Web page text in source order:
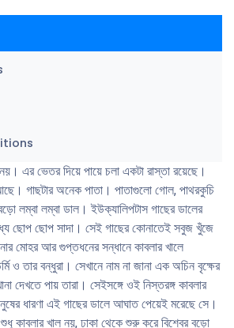
এর ভেতর দিয়ে পায়ে চলা একটা রাস্তা রয়েছে।
গাছটার অনেক পাতা। পাতাগুলো গোল, পাথরকুচি
লম্বা লম্বা ডাল। ইউক্যালিপটাস গাছের ডালের
ছোপ ছোপ সাদা। সেই গাছের কোনাতেই সবুজ খুঁজে
মোহর আর গুপ্তধনের সন্ধানে কাবলার খালে
ও তার বন্ধুরা। সেখানে নাম না জানা এক অচিন বৃক্ষের
দেখতে পায় তারা। সেইসঙ্গে ওই নিস্তরঙ্গ কাবলার
ধারণা এই গাছের ডালে আঘাত পেয়েই মরেছে সে।
কাবলার খাল নয়, ঢাকা থেকে শুরু করে বিশ্বের বড়ো